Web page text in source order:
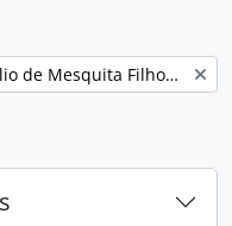
Universidade Estadual Paulista "Júlio de Mesquita Filho" (Unesp)